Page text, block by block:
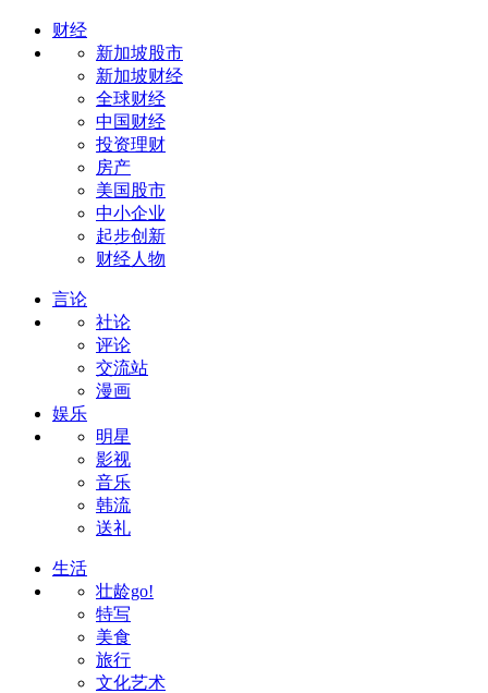
财经
新加坡股市
新加坡财经
全球财经
中国财经
投资理财
房产
美国股市
中小企业
起步创新
财经人物
言论
社论
评论
交流站
漫画
娱乐
明星
影视
音乐
韩流
送礼
生活
壮龄go!
特写
美食
旅行
文化艺术